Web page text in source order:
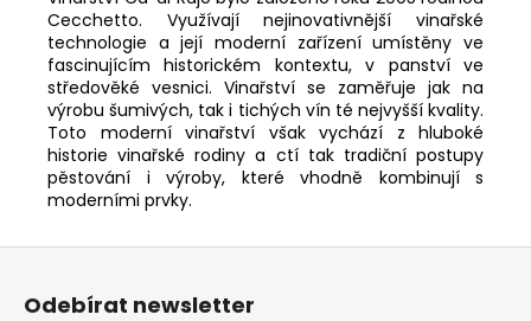
Cecchetto. Využívají nejinovativnější vinařské
technologie a její moderní zařízení umístěny ve
fascinujícím historickém kontextu, v panství ve
středověké vesnici. Vinařství se zaměřuje jak na
výrobu šumivých, tak i tichých vín té nejvyšší kvality.
Toto moderní vinařství však vychází z hluboké
historie vinařské rodiny a ctí tak tradiční postupy
pěstování i výroby, které vhodně kombinují s
moderními prvky.
Z
Odebírat newsletter